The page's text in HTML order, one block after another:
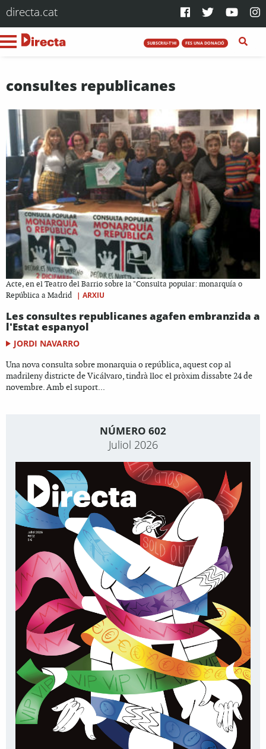
directa.cat
SUBSCRIU-T'HI FES UNA DONACIÓ
consultes republicanes
Acte, en el Teatro del Barrio sobre la "Consulta popular: monarquía o
República a Madrid
| ARXIU
Les consultes republicanes agafen embranzida a
l'Estat espanyol
JORDI NAVARRO
Una nova consulta sobre monarquia o república, aquest cop al
madrileny districte de Vicálvaro, tindrà lloc el pròxim dissabte 24 de
novembre. Amb el suport...
NÚMERO 602
Juliol 2026